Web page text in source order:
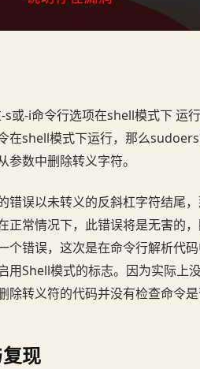
s或-i命令行选项在shell模式下 运
在shell模式下运行，那么
参数中删除转义字符。
错误以未转义的反斜杠字符结尾
正常情况下，此错误将是无害的
个错误，这次是在命令行解析代
用Shell模式的标志。因为实际上
除转义符的代码并没有检查命令
现